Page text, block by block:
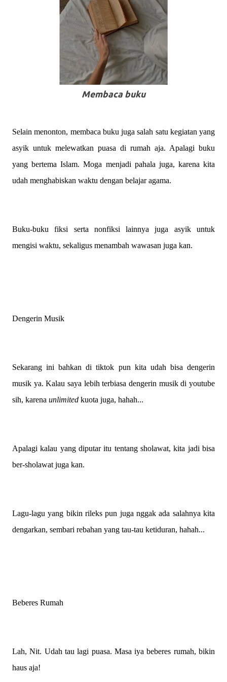
Membaca buku
Selain menonton, membaca buku juga salah satu kegiatan yang
asyik untuk melewatkan puasa di rumah aja. Apalagi buku
yang bertema Islam. Moga menjadi pahala juga, karena kita
udah menghabiskan waktu dengan belajar agama.
Buku-buku fiksi serta nonfiksi lainnya juga asyik untuk
mengisi waktu, sekaligus menambah wawasan juga kan.
Dengerin Musik
Sekarang ini bahkan di tiktok pun kita udah bisa dengerin
musik ya. Kalau saya lebih terbiasa dengerin musik di youtube
sih, karena unlimited kuota juga, hahah...
Apalagi kalau yang diputar itu tentang sholawat, kita jadi bisa
ber-sholawat juga kan.
Lagu-lagu yang bikin rileks pun juga nggak ada salahnya kita
dengarkan, sembari rebahan yang tau-tau ketiduran, hahah...
Beberes Rumah
Lah, Nit. Udah tau lagi puasa. Masa iya beberes rumah, bikin
haus aja!